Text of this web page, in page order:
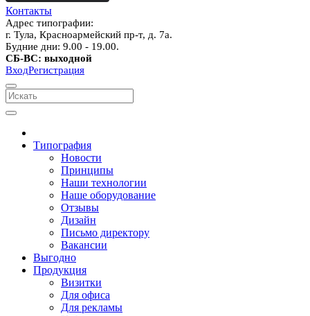
Контакты
Адрес типографии:
г. Тула, Красноармейский пр-т, д. 7а.
Будние дни: 9.00 - 19.00.
СБ-ВС: выходной
ВходРегистрация
Типография
Новости
Принципы
Наши технологии
Наше оборудование
Отзывы
Дизайн
Письмо директору
Вакансии
Выгодно
Продукция
Визитки
Для офиса
Для рекламы